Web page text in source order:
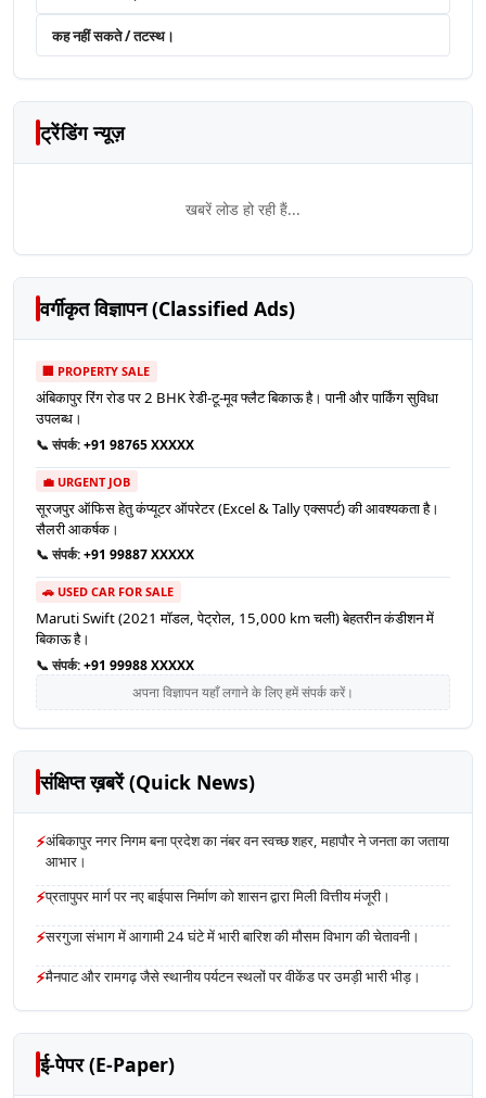
कह नहीं सकते / तटस्थ।
ट्रेंडिंग न्यूज़
खबरें लोड हो रही हैं...
वर्गीकृत विज्ञापन (Classified Ads)
🏢 PROPERTY SALE
अंबिकापुर रिंग रोड पर 2 BHK रेडी-टू-मूव फ्लैट बिकाऊ है। पानी और पार्किंग सुविधा
उपलब्ध।
📞 संपर्क:+91 98765 XXXXX
💼 URGENT JOB
सूरजपुर ऑफिस हेतु कंप्यूटर ऑपरेटर (Excel & Tally एक्सपर्ट) की आवश्यकता है।
सैलरी आकर्षक।
📞 संपर्क:+91 99887 XXXXX
🚗 USED CAR FOR SALE
Maruti Swift (2021 मॉडल, पेट्रोल, 15,000 km चली) बेहतरीन कंडीशन में
बिकाऊ है।
📞 संपर्क:+91 99988 XXXXX
अपना विज्ञापन यहाँ लगाने के लिए हमें संपर्क करें।
संक्षिप्त ख़बरें (Quick News)
⚡अंबिकापुर नगर निगम बना प्रदेश का नंबर वन स्वच्छ शहर, महापौर ने जनता का जताया
आभार।
⚡प्रतापुपर मार्ग पर नए बाईपास निर्माण को शासन द्वारा मिली वित्तीय मंजूरी।
⚡सरगुजा संभाग में आगामी 24 घंटे में भारी बारिश की मौसम विभाग की चेतावनी।
⚡मैनपाट और रामगढ़ जैसे स्थानीय पर्यटन स्थलों पर वीकेंड पर उमड़ी भारी भीड़।
ई-पेपर (E-Paper)